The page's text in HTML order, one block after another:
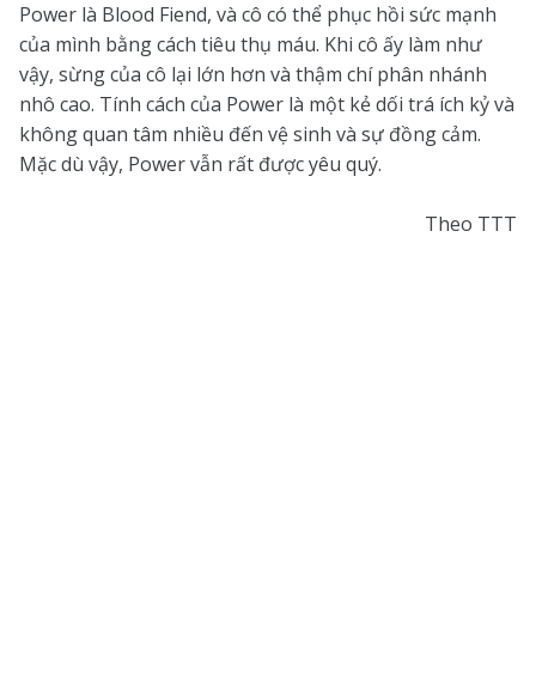
Power là Blood Fiend, và cô có thể phục hồi sức mạnh
của mình bằng cách tiêu thụ máu. Khi cô ấy làm như
vậy, sừng của cô lại lớn hơn và thậm chí phân nhánh
nhô cao. Tính cách của Power là một kẻ dối trá ích kỷ và
không quan tâm nhiều đến vệ sinh và sự đồng cảm.
Mặc dù vậy, Power vẫn rất được yêu quý.
Theo TTT